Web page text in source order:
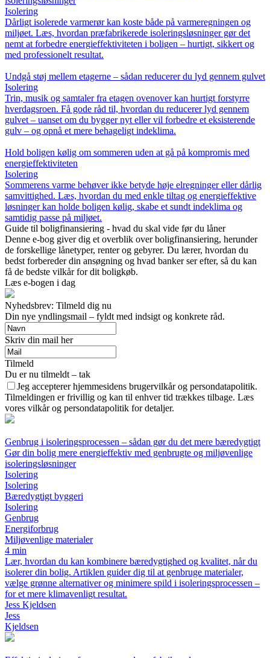
Isolering
Dårligt isolerede varmerør kan koste både på varmeregningen og
miljøet. Læs, hvordan præfabrikerede isoleringsløsninger gør det
nemt at forbedre energieffektiviteten i boligen – hurtigt, sikkert og
med professionelt resultat.
Undgå støj mellem etagerne – sådan reducerer du lyd gennem gulvet
Isolering
Trin, musik og samtaler fra etagen ovenover kan hurtigt forstyrre
hverdagsroen. Få gode råd til, hvordan du reducerer lyd gennem
gulvet – uanset om du bygger nyt eller vil forbedre et eksisterende
gulv – og opnå et mere behageligt indeklima.
Hold boligen kølig om sommeren uden at gå på kompromis med
energieffektiviteten
Isolering
Sommerens varme behøver ikke betyde høje elregninger eller dårlig
samvittighed. Læs, hvordan du med enkle tiltag og energieffektive
løsninger kan holde boligen kølig, skabe et sundt indeklima og
samtidig passe på miljøet.
Guide til boligfinansiering - hvad du skal vide før du låner
Denne e-bog giver dig et overblik over boligfinansiering, herunder
de forskellige lånetyper, renter og gebyrer. Du lærer, hvordan du
bedst forbereder din ansøgning og hvad banker ser efter, så du kan
få de bedste vilkår for dit boligkøb.
Læs e-bogen i dag
Nyhedsbrev: Tilmeld dig nu
Din nye yndlingsmail – fyldt med indsigt og konkrete råd.
Skriv din mail her
Tilmeld
Du er nu tilmeldt – tak
Jeg accepterer hjemmesidens brugervilkår og persondatapolitik.
Tilmeldingen er frivillig og kan til enhver tid trækkes tilbage. Læs
vores vilkår og persondatapolitik for detaljer.
Genbrug i isoleringsprocessen – sådan gør du det mere bæredygtigt
Gør din bolig mere energieffektiv med genbrugte og miljøvenlige
isoleringsløsninger
Isolering
Isolering
Bæredygtigt byggeri
Isolering
Genbrug
Energiforbrug
Miljøvenlige materialer
4 min
Lær, hvordan du kan kombinere bæredygtighed og kvalitet, når du
isolerer din bolig. Artiklen guider dig til at genbruge materialer,
vælge grønne alternativer og minimere spild i isoleringsprocessen –
for et mere klimavenligt resultat.
Jess Kjeldsen
Jess
Kjeldsen